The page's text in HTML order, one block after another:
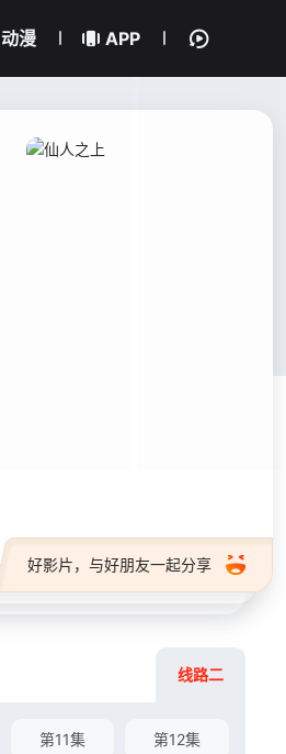
动漫 APP
好影片，与好朋友一起分享
线路二
第11集 第12集